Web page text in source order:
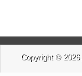
Copyright © 2026